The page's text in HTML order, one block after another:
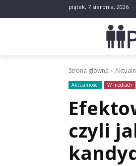
piątek, 7 sierpnia, 2026
Strona główna
Aktualności W mediach
czyli